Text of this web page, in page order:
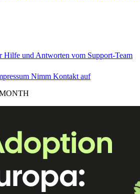
Hilfe und Antworten vom Support-Team
Nimm Kontakt auf